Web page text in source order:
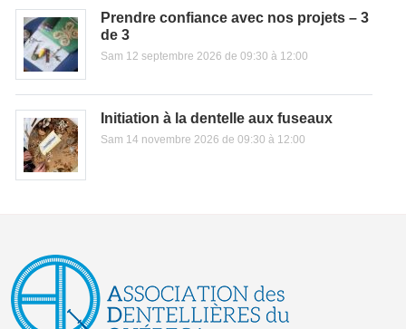
Prendre confiance avec nos projets – 3
de 3
Sam 12 septembre 2026 de 09:30 à 12:00
Initiation à la dentelle aux fuseaux
Sam 14 novembre 2026 de 09:30 à 12:00